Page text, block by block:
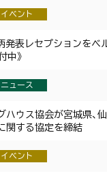
イベント
発表レセプションを
中》
ニュース
ハウス協会が宮城県、
関する協定を締結
イベント